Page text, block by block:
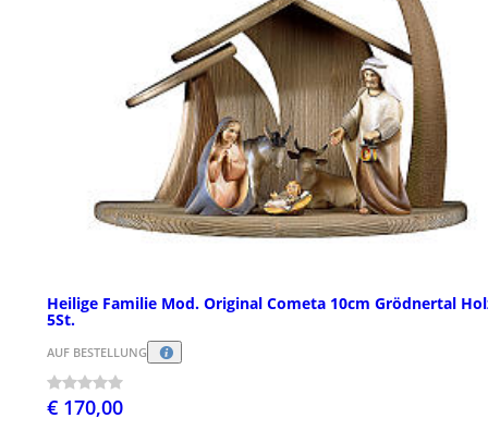
Heilige Familie Mod. Original Cometa 10cm Grödnertal
5St.
AUF BESTELLUNG
€ 170,00